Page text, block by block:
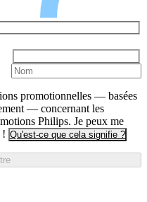
promotionnelles — basées
— concernant les
Philips. Je peux me
! Qu'est-ce que cela signifie ?